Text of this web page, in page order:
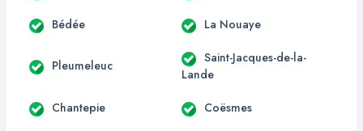
Bédée La Nouaye
Pleumeleuc
Saint-Jacques-de-la-
Lande
Chantepie Coësmes